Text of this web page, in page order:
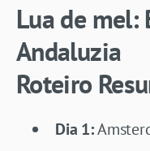
Lua de mel:
Andaluzia
Roteiro
Dia 1: